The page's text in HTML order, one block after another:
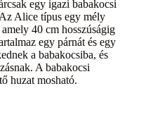
egy igazi babakocsi
Alice típus egy mély
40 cm hosszúságig
egy párnát és egy
a babakocsiba, és
A babakocsi
huzat mosható.